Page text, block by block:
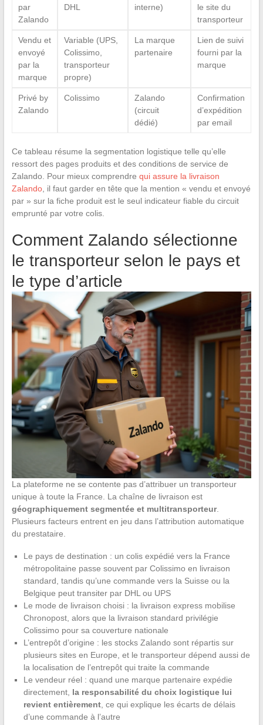
par
Zalando
DHL
interne)
le site du
transporteur
Vendu et
envoyé
par la
marque
Variable (UPS,
Colissimo,
transporteur
propre)
La marque
partenaire
Lien de suivi
fourni par la
marque
Privé by
Zalando
Colissimo
Zalando
(circuit
dédié)
Confirmation
d’expédition
par email
Ce tableau résume la segmentation logistique telle qu’elle
ressort des pages produits et des conditions de service de
Zalando. Pour mieux comprendre qui assure la livraison
Zalando, il faut garder en tête que la mention « vendu et envoyé
par » sur la fiche produit est le seul indicateur fiable du circuit
emprunté par votre colis.
Comment Zalando sélectionne
le transporteur selon le pays et
le type d’article
La plateforme ne se contente pas d’attribuer un transporteur
unique à toute la France. La chaîne de livraison est
géographiquement segmentée et multitransporteur.
Plusieurs facteurs entrent en jeu dans l’attribution automatique
du prestataire.
Le pays de destination : un colis expédié vers la France
métropolitaine passe souvent par Colissimo en livraison
standard, tandis qu’une commande vers la Suisse ou la
Belgique peut transiter par DHL ou UPS
Le mode de livraison choisi : la livraison express mobilise
Chronopost, alors que la livraison standard privilégie
Colissimo pour sa couverture nationale
L’entrepôt d’origine : les stocks Zalando sont répartis sur
plusieurs sites en Europe, et le transporteur dépend aussi de
la localisation de l’entrepôt qui traite la commande
Le vendeur réel : quand une marque partenaire expédie
directement, la responsabilité du choix logistique lui
revient entièrement, ce qui explique les écarts de délais
d’une commande à l’autre